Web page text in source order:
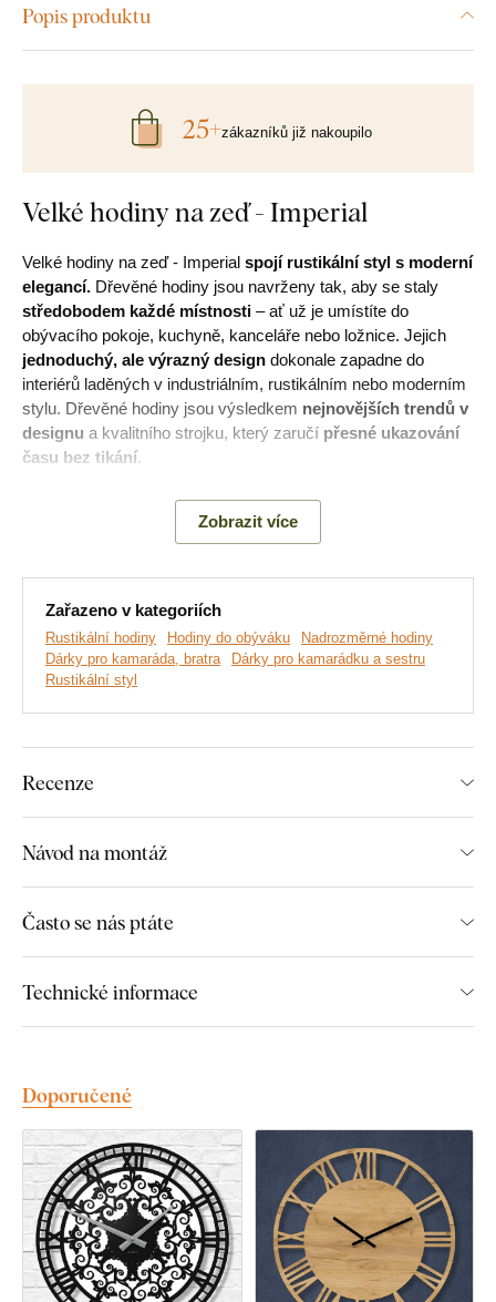
Popis produktu
Velké hodiny na zeď - Imperial
Velké hodiny na zeď - Imperial spojí rustikální styl s moderní
elegancí. Dřevěné hodiny jsou navrženy tak, aby se staly
středobodem každé místnosti – ať už je umístíte do
obývacího pokoje, kuchyně, kanceláře nebo ložnice. Jejich
jednoduchý, ale výrazný design dokonale zapadne do
interiérů laděných v industriálním, rustikálním nebo moderním
stylu. Dřevěné hodiny jsou výsledkem nejnovějších trendů v
designu a kvalitního strojku, který zaručí přesné ukazování
času bez tikání.
dřevovláknitých desek. Římské číslice jsou 3 mm silné černé
podle výběru.
Hlavní výhody dřevěných hodin:
Hodiny slouží jako designový doplněk
Montáž, kterou zvládne každý:
Technické informace:
Hodiny obsahují pouze hodinovou a minutovou ručičku
Hodiny pohání tichý strojek bez tikání
Strojek je silný 16 mm. Vzdálenost hodin od stěny po
Zobrazit více
25+zákazníků již nakoupilo
Zařazeno v kategoriích
Rustikální hodiny Hodiny do obýváku
Nadrozměrné hodiny
Dárky pro kamaráda, bratra
Dárky pro kamarádku a sestru
Rustikální styl
Recenze
Návod na montáž
Často se nás ptáte
Technické informace
Doporučené